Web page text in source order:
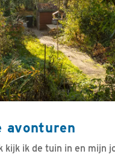
avonturen
kijk ik de tuin in en mijn